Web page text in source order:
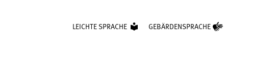
LEICHTE SPRACHE GEBÄRDENSPRACHE